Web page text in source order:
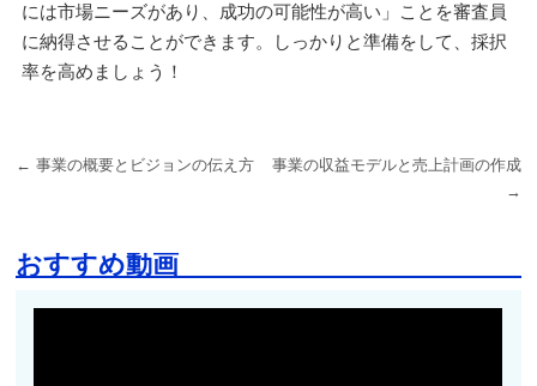
には市場ニーズがあり、成功の可能性が高い」ことを審査員
に納得させることができます。しっかりと準備をして、採択
率を高めましょう！
← 事業の概要とビジョンの伝え方
事業の収益モデルと売上計画の作成
→
おすすめ動画